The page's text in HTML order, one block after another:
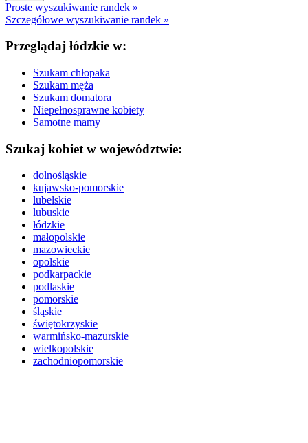
Proste wyszukiwanie randek »
Szczegółowe wyszukiwanie randek »
Przeglądaj łódzkie w:
Szukam chłopaka
Szukam męża
Szukam domatora
Niepełnosprawne kobiety
Samotne mamy
Szukaj kobiet w województwie:
dolnośląskie
kujawsko-pomorskie
lubelskie
lubuskie
łódzkie
małopolskie
mazowieckie
opolskie
podkarpackie
podlaskie
pomorskie
śląskie
świętokrzyskie
warmińsko-mazurskie
wielkopolskie
zachodniopomorskie